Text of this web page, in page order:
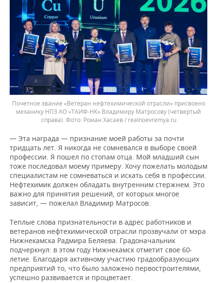
Почетное звание «Ветеран нефтехимической отрасли» присвоено
механику НПЗ АО «ТАИФ-НК» Владимиру Матросову (четвертый
справа).
Роман Хасаев / realnoevremya.ru
— Эта награда — признание моей работы за почти
тридцать лет. Я никогда не сомневался в выборе своей
профессии. Я пошел по стопам отца. Мой младший сын
тоже последовал моему примеру. Хочу пожелать молодым
специалистам не сомневаться и искать себя в профессии.
Нефтехимик должен обладать внутренним стержнем. Это
важно для принятия решений, от которых многое
зависит, — пожелал Владимир Матросов.
Теплые слова признательности в адрес работников и
ветеранов нефтехимической отрасли прозвучали от мэра
Нижнекамска Радмира Беляева. Градоначальник
подчеркнул: в этом году Нижнекамск отметит свое 60-
летие. Благодаря активному участию градообразующих
предприятий то, что было заложено первостроителями,
успешно развивается и процветает.